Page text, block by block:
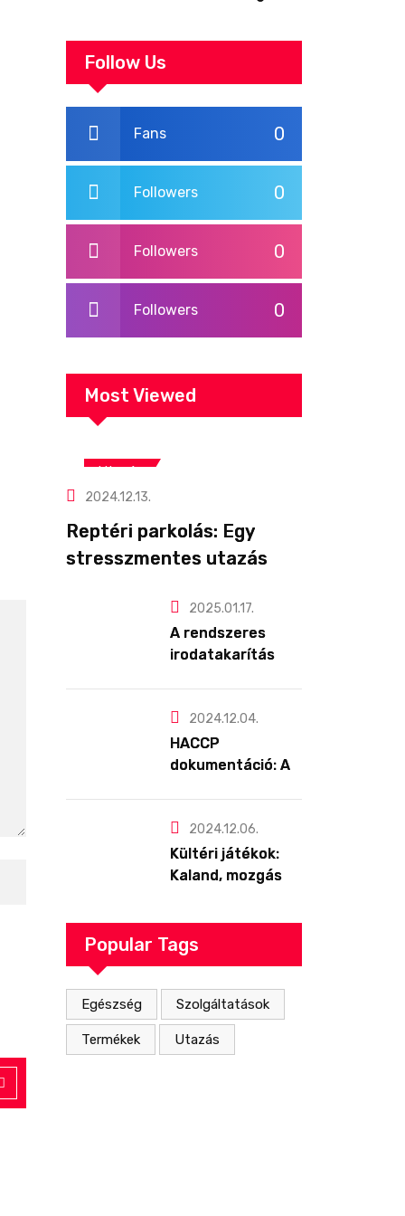
szabadban! 🌞
Follow Us
0
Fans
0
Followers
0
Followers
0
Followers
Most Viewed
Utazás
2024.12.13.
Reptéri parkolás: Egy
stresszmentes utazás
2025.01.17.
A rendszeres
irodatakarítás
egészségére és
produktivitására
2024.12.04.
HACCP
dokumentáció: Az
nem érdemes
félvállról venni!
2024.12.06.
Kültéri játékok:
Kaland, mozgás
szabadban! 🌞
Popular Tags
Egészség Szolgáltatások
Termékek Utazás